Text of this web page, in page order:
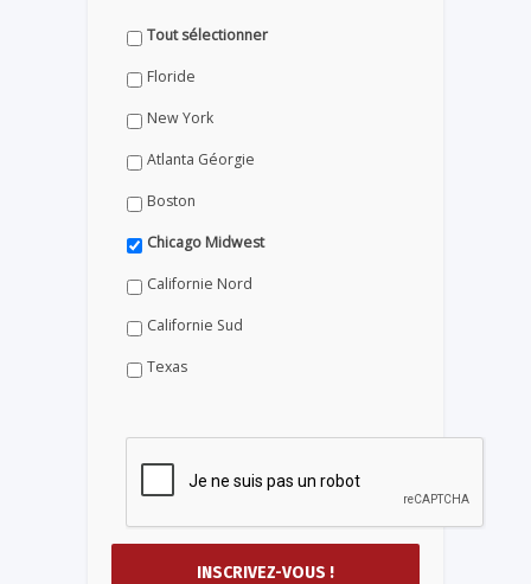
Tout sélectionner
Floride
New York
Atlanta Géorgie
Boston
Chicago Midwest
Californie Nord
Californie Sud
Texas